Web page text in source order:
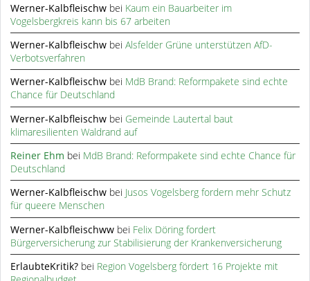
Werner-Kalbfleischw bei Kaum ein Bauarbeiter im
Vogelsbergkreis kann bis 67 arbeiten
Werner-Kalbfleischw beiAlsfelder Grüne unterstützen AfD-
Verbotsverfahren
Werner-Kalbfleischw bei MdB Brand: Reformpakete sind echte
Chance für Deutschland
Werner-Kalbfleischw bei Gemeinde Lautertal baut
klimaresilienten Waldrand auf
Reiner Ehm bei MdB Brand: Reformpakete sind echte Chance für
Deutschland
Werner-Kalbfleischw bei Jusos Vogelsberg fordern mehr Schutz
für queere Menschen
Werner-Kalbfleischww bei Felix Döring fordert
Bürgerversicherung zur Stabilisierung der Krankenversicherung
ErlaubteKritik? bei Region Vogelsberg fördert 16 Projekte mit